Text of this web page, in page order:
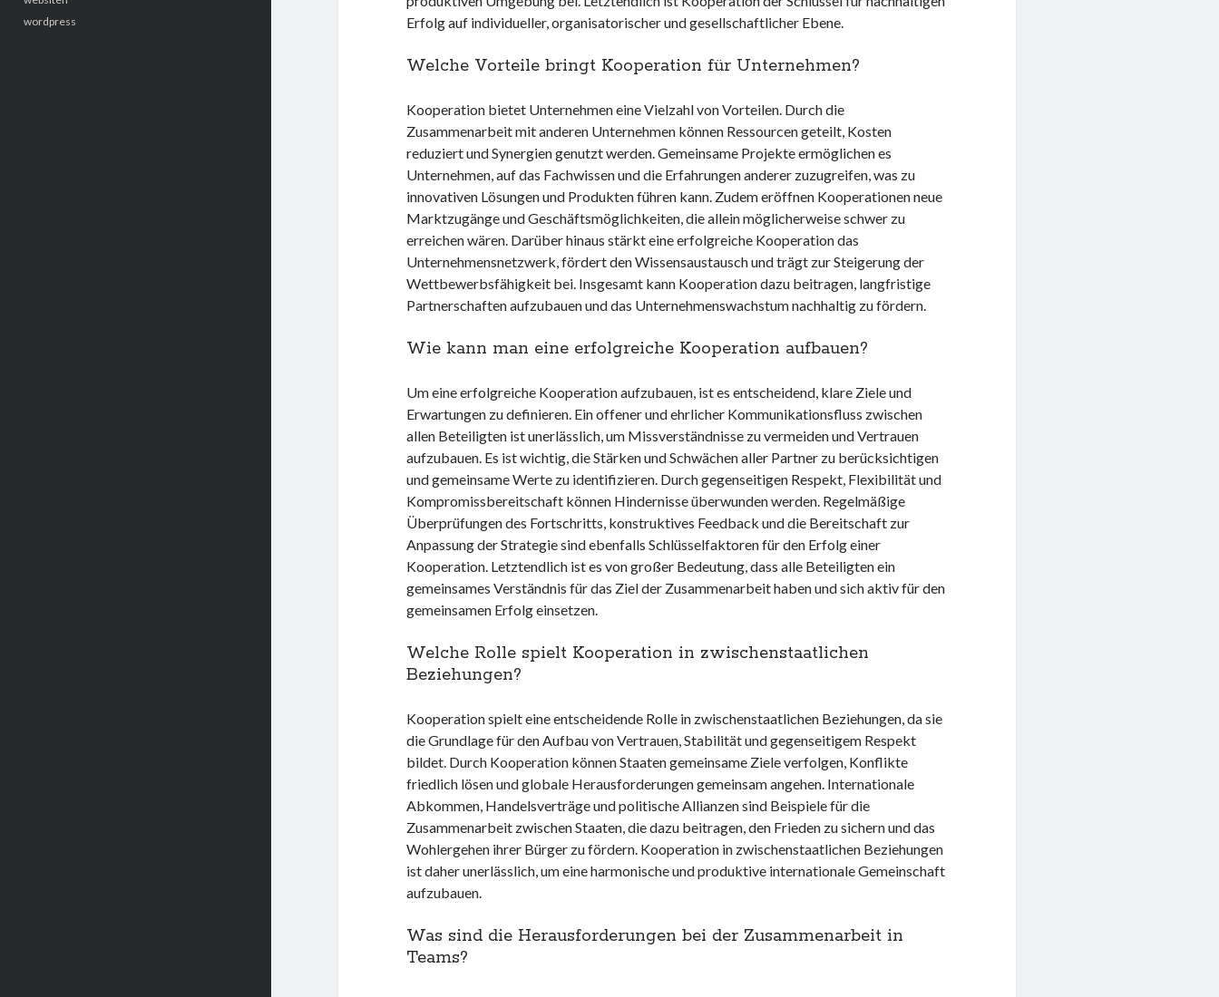
wordpress
Erfolg auf individueller, organisatorischer und gesellschaftlicher Ebene.
Welche Vorteile bringt Kooperation für Unternehmen?
Kooperation bietet Unternehmen eine Vielzahl von Vorteilen. Durch die
Zusammenarbeit mit anderen Unternehmen können Ressourcen geteilt, Kosten
reduziert und Synergien genutzt werden. Gemeinsame Projekte ermöglichen es
Unternehmen, auf das Fachwissen und die Erfahrungen anderer zuzugreifen, was zu
innovativen Lösungen und Produkten führen kann. Zudem eröffnen Kooperationen neue
Marktzugänge und Geschäftsmöglichkeiten, die allein möglicherweise schwer zu
erreichen wären. Darüber hinaus stärkt eine erfolgreiche Kooperation das
Unternehmensnetzwerk, fördert den Wissensaustausch und trägt zur Steigerung der
Wettbewerbsfähigkeit bei. Insgesamt kann Kooperation dazu beitragen, langfristige
Partnerschaften aufzubauen und das Unternehmenswachstum nachhaltig zu fördern.
Wie kann man eine erfolgreiche Kooperation aufbauen?
Um eine erfolgreiche Kooperation aufzubauen, ist es entscheidend, klare Ziele und
Erwartungen zu definieren. Ein offener und ehrlicher Kommunikationsfluss zwischen
allen Beteiligten ist unerlässlich, um Missverständnisse zu vermeiden und Vertrauen
aufzubauen. Es ist wichtig, die Stärken und Schwächen aller Partner zu berücksichtigen
und gemeinsame Werte zu identifizieren. Durch gegenseitigen Respekt, Flexibilität und
Kompromissbereitschaft können Hindernisse überwunden werden. Regelmäßige
Überprüfungen des Fortschritts, konstruktives Feedback und die Bereitschaft zur
Anpassung der Strategie sind ebenfalls Schlüsselfaktoren für den Erfolg einer
Kooperation. Letztendlich ist es von großer Bedeutung, dass alle Beteiligten ein
gemeinsames Verständnis für das Ziel der Zusammenarbeit haben und sich aktiv für den
gemeinsamen Erfolg einsetzen.
Welche Rolle spielt Kooperation in zwischenstaatlichen
Beziehungen?
Kooperation spielt eine entscheidende Rolle in zwischenstaatlichen Beziehungen, da sie
die Grundlage für den Aufbau von Vertrauen, Stabilität und gegenseitigem Respekt
bildet. Durch Kooperation können Staaten gemeinsame Ziele verfolgen, Konflikte
friedlich lösen und globale Herausforderungen gemeinsam angehen. Internationale
Abkommen, Handelsverträge und politische Allianzen sind Beispiele für die
Zusammenarbeit zwischen Staaten, die dazu beitragen, den Frieden zu sichern und das
Wohlergehen ihrer Bürger zu fördern. Kooperation in zwischenstaatlichen Beziehungen
ist daher unerlässlich, um eine harmonische und produktive internationale Gemeinschaft
aufzubauen.
Was sind die Herausforderungen bei der Zusammenarbeit in
Teams?